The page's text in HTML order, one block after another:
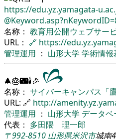
https://edu.yz.yamagata-
名称： 教育用公開ウェブサー
URL： 🔗 https://
管理運用 ： 山形大学 学術情報
🎄🎂🌃🕯🎉
名称： サイバーキャンパス「鷹
URL: 🔗 http://
管理運用 ： 山形大学 データ
代表： 多田隈 理一郎
〒992-8510 山形県米沢市城南